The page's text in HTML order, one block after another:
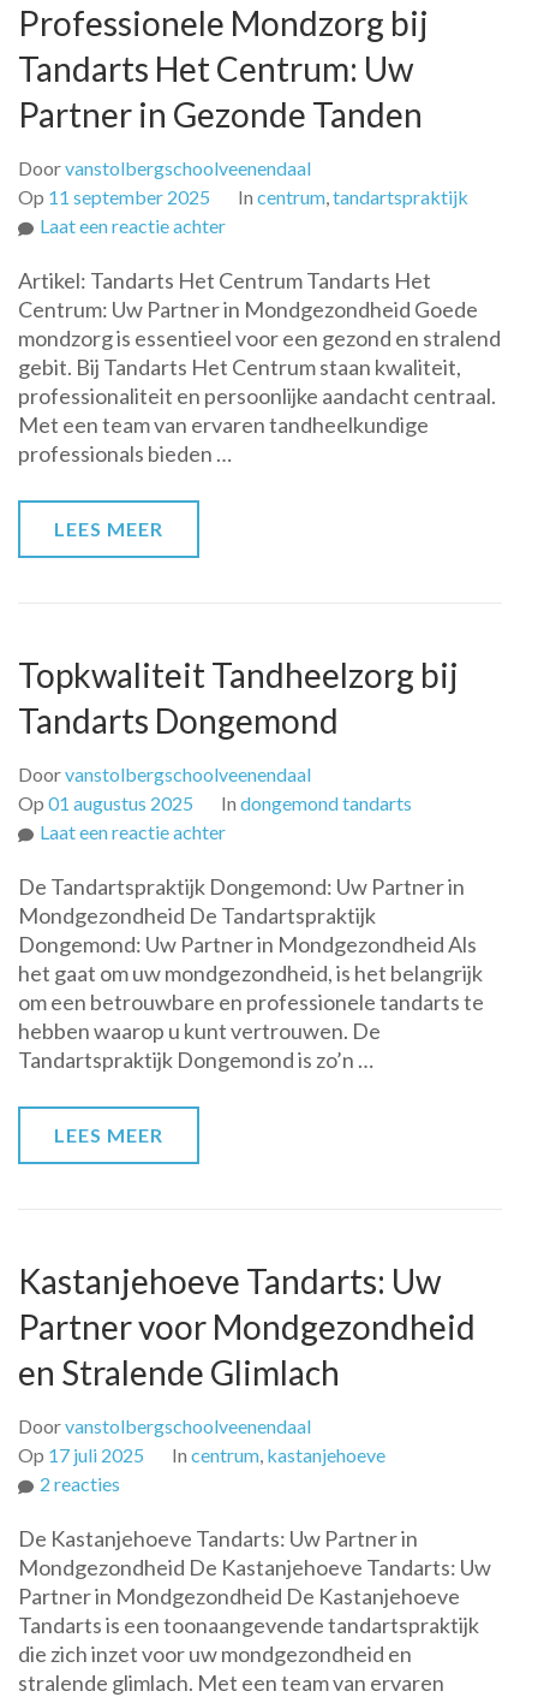
Professionele Mondzorg bij
Tandarts Het Centrum: Uw
Partner in Gezonde Tanden
Doorvanstolbergschoolveenendaal
Op 11 september 2025 In centrum tandartspraktijk
Laat een reactie achterop
Mondzorg
bij
Tandarts
Het
Centrum:
Uw
Partner
Artikel: Tandarts Het Centrum Tandarts Het
Centrum: Uw Partner in Mondgezondheid Goede
mondzorg is essentieel voor een gezond en stralend
gebit. Bij Tandarts Het Centrum staan kwaliteit,
professionaliteit en persoonlijke aandacht centraal.
Met een team van ervaren tandheelkundige
professionals bieden …
LEES MEER
Topkwaliteit Tandheelzorg bij
Tandarts Dongemond
Doorvanstolbergschoolveenendaal
Op 01 augustus 2025 In dongemond tandarts
Laat een reactie achterop
Tandheelzorg
bij
Tandarts
Dongemond
De Tandartspraktijk Dongemond: Uw Partner in
Mondgezondheid De Tandartspraktijk
Dongemond: Uw Partner in Mondgezondheid Als
het gaat om uw mondgezondheid, is het belangrijk
om een betrouwbare en professionele tandarts te
hebben waarop u kunt vertrouwen. De
Tandartspraktijk Dongemond is zo’n …
LEES MEER
Kastanjehoeve Tandarts: Uw
Partner voor Mondgezondheid
en Stralende Glimlach
Doorvanstolbergschoolveenendaal
Op 17 juli 2025 In centrum kastanjehoeve
2 reacties
Tandarts:
Uw
Partner
voor
Mondgezondheid
en
De Kastanjehoeve Tandarts: Uw Partner in
Mondgezondheid De Kastanjehoeve Tandarts: Uw
Partner in Mondgezondheid De Kastanjehoeve
Tandarts is een toonaangevende tandartspraktijk
die zich inzet voor uw mondgezondheid en
stralende glimlach. Met een team van ervaren